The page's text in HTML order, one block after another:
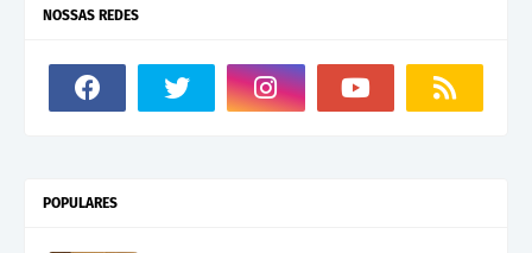
NOSSAS REDES
POPULARES